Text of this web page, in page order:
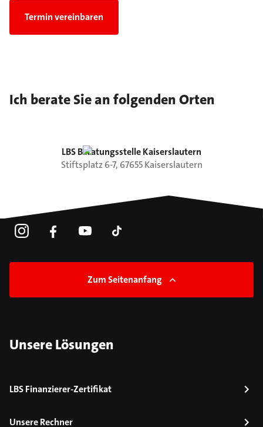
Termin vereinbaren
Ich berate Sie an folgenden Orten
LBS Beratungsstelle Kaiserslautern
Stiftsplatz 6-7, 67655 Kaiserslautern
Zum Seitenanfang
Unsere Lösungen
LBS Finanzierer-Zertifikat
Unsere Rechner